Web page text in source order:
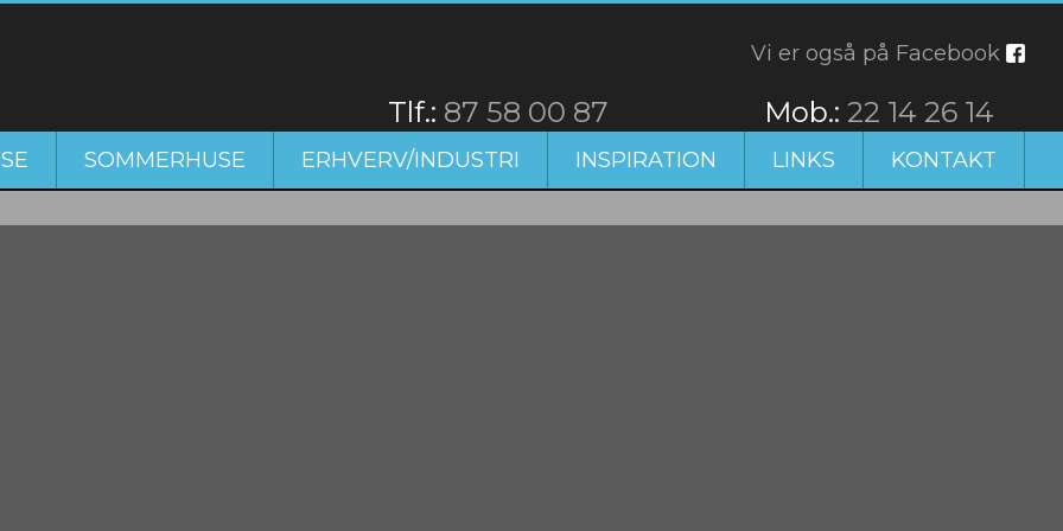
Vi er også på Facebook
​Tlf.: 87 58 00 87 ​Mob.:22 14 26 14
SOMMERHUSE ERHVERV/INDUSTRI INSPIRATION LINKS KONTAKT